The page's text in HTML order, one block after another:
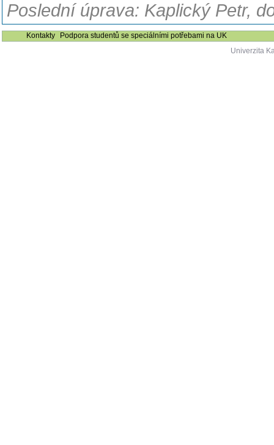
Poslední úprava: Kaplický Petr,
Kontakty
Podpora studentů se speciálními potřebami na UK
Univerzita